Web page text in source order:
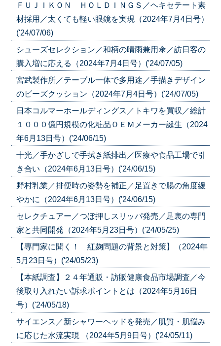
ＦＵＪＩＫＯＮ ＨＯＬＤＩＮＧＳ／ヘキセテート素
材採用／太くても軽い眼鏡を実現（2024年7月4日号）
('24/07/06)
シューズセレクション／和柄の晴雨兼用傘／訪日客の
購入増に応える（2024年7月4日号）('24/07/05)
宮武製作所／テーブル一体で多用途／手描きデザイン
のビーズクッション（2024年7月4日号）('24/07/05)
日本コルマーホールディングス／トキワを買収／総計
１０００億円規模の化粧品ＯＥＭメーカー誕生（2024
年6月13日号）('24/06/15)
十光／手かざしで手拭き紙排出／医療や食品工場で引
き合い（2024年6月13日号）('24/06/15)
野村乳業／排便時の姿勢を補正／足置きで腸の角度緩
やかに（2024年6月13日号）('24/06/15)
セレクチュアー／つぼ押しスリッパ発売／足裏の専門
家と共同開発（2024年5月23日号）('24/05/25)
【専門家に聞く！ 紅麹問題の背景と対策】（2024年
5月23日号）('24/05/23)
【本紙調査】２４年通販・訪販健康食品市場調査／今
後取り入れたい訴求ポイントとは（2024年5月16日
号）('24/05/18)
サイエンス／新シャワーヘッドを発売／肌質・肌悩み
に応じた水流実現 （2024年5月9日号）('24/05/11)